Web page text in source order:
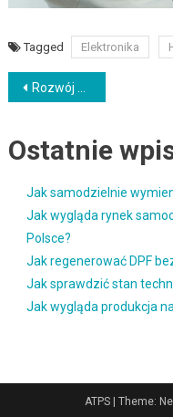
Tagged Elektronika
Nawigacja
Rozwój biznesu w sieci – kluczowe strategie na 2025 rok
Ostatnie
Jak samodzielnie
Jak wygląda rynek
Polsce?
Jak regenerować DPF
Jak sprawdzić stan
Jak wygląda produkcja
ATPS | Theme: